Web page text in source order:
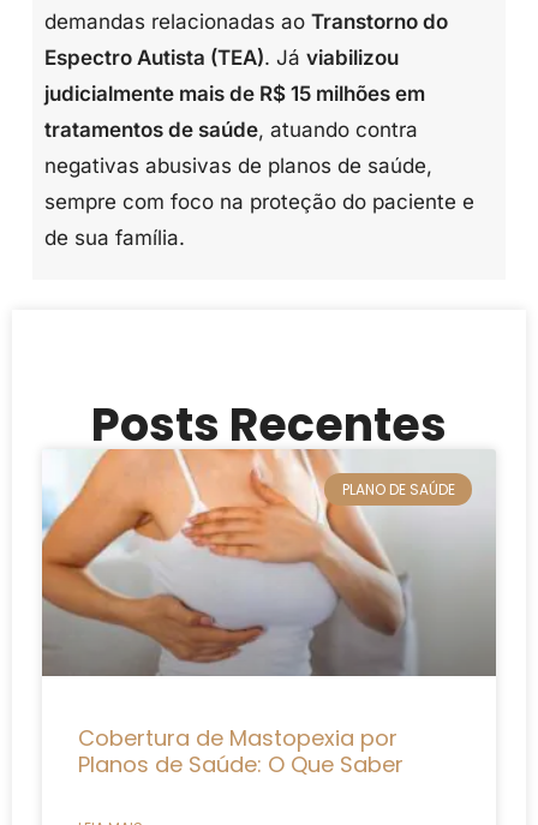
demandas relacionadas ao Transtorno do
Espectro Autista (TEA). Já viabilizou
judicialmente mais de R$ 15 milhões em
tratamentos de saúde, atuando contra
negativas abusivas de planos de saúde,
sempre com foco na proteção do paciente e
de sua família.
Posts Recentes
PLANO DE SAÚDE
Cobertura de Mastopexia por
Planos de Saúde: O Que Saber